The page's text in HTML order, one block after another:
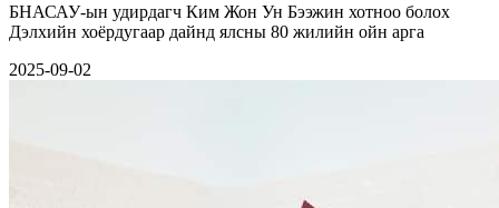
БНАСАУ-ын удирдагч Ким Жон Ун Бээжин хотноо болох
Дэлхийн хоёрдугаар дайнд ялсны 80 жилийн ойн арга
2025-09-02